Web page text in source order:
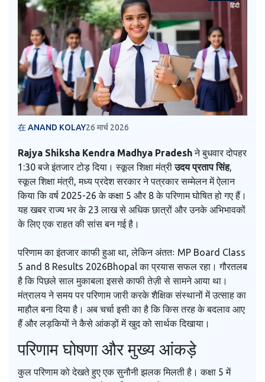
在 ANAND KOLAY26 मार्च 2026
Rajya Shiksha Kendra Madhya Pradeshने बुधवार दोपहर
1:30 बजे इंतजार टोड़ दिया। स्कूल शिक्षा मंत्रीउदय प्रताप सिंह,
स्कूल शिक्षा मंत्री,मध्य प्रदेश सरकारने पत्रकार सम्मेलन में ऐलान
किया कि वर्ष 2025-26 के कक्षा 5 और 8 के परिणाम घोषित हो गए हैं।
यह खबर राज्य भर के 23 लाख से अधिक छात्रों और उनके अभिभावकों
के लिए एक राहत की सांस बन गई है।
परिणाम का इंतजार काफी हुआ था, लेकिन अंततः MP Board Class
5 and 8 Results 2026Bhopalका प्रयास सफल रहा। गौरतलब
है कि पिछले साल मुकाबला इससे काफी तेज़ी से सामने आया था।
मंत्रालय ने समय पर परिणाम जारी करके शैक्षिक संस्थानों में उत्साह का
माहौल बना दिया है। अब चर्चा इसी का है कि किस तरह के बदलाव आए
हैं और लड़कियों ने कैसे आंकड़ों में खुद को सार्थक दिखाया।
परिणाम घोषणा और मुख्य आंकड़े
कुल परिणाम को देखते हुए एक सुनौनी झलक मिलती है। कक्षा 5 में